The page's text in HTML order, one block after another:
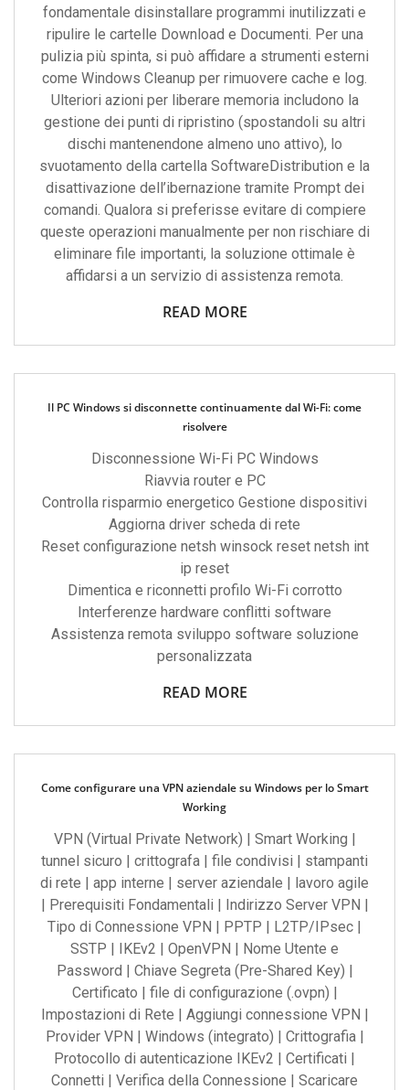
fondamentale disinstallare programmi inutilizzati e
ripulire le cartelle Download e Documenti. Per una
pulizia più spinta, si può affidare a strumenti esterni
come Windows Cleanup per rimuovere cache e log.
Ulteriori azioni per liberare memoria includono la
gestione dei punti di ripristino (spostandoli su altri
dischi mantenendone almeno uno attivo), lo
svuotamento della cartella SoftwareDistribution e la
disattivazione dell’ibernazione tramite Prompt dei
comandi. Qualora si preferisse evitare di compiere
queste operazioni manualmente per non rischiare di
eliminare file importanti, la soluzione ottimale è
affidarsi a un servizio di assistenza remota.
READ MORE
Il PC Windows si disconnette continuamente dal Wi-Fi: come
risolvere
Disconnessione Wi-Fi PC Windows
Riavvia router e PC
Controlla risparmio energetico Gestione dispositivi
Aggiorna driver scheda di rete
Reset configurazione netsh winsock reset netsh int
ip reset
Dimentica e riconnetti profilo Wi-Fi corrotto
Interferenze hardware conflitti software
Assistenza remota sviluppo software soluzione
personalizzata
READ MORE
Come configurare una VPN aziendale su Windows per lo Smart
Working
VPN (Virtual Private Network) | Smart Working |
tunnel sicuro | crittografa | file condivisi | stampanti
di rete | app interne | server aziendale | lavoro agile
| Prerequisiti Fondamentali | Indirizzo Server VPN |
Tipo di Connessione VPN | PPTP | L2TP/IPsec |
SSTP | IKEv2 | OpenVPN | Nome Utente e
Password | Chiave Segreta (Pre-Shared Key) |
Certificato | file di configurazione (.ovpn) |
Impostazioni di Rete | Aggiungi connessione VPN |
Provider VPN | Windows (integrato) | Crittografia |
Protocollo di autenticazione IKEv2 | Certificati |
Connetti | Verifica della Connessione | Scaricare